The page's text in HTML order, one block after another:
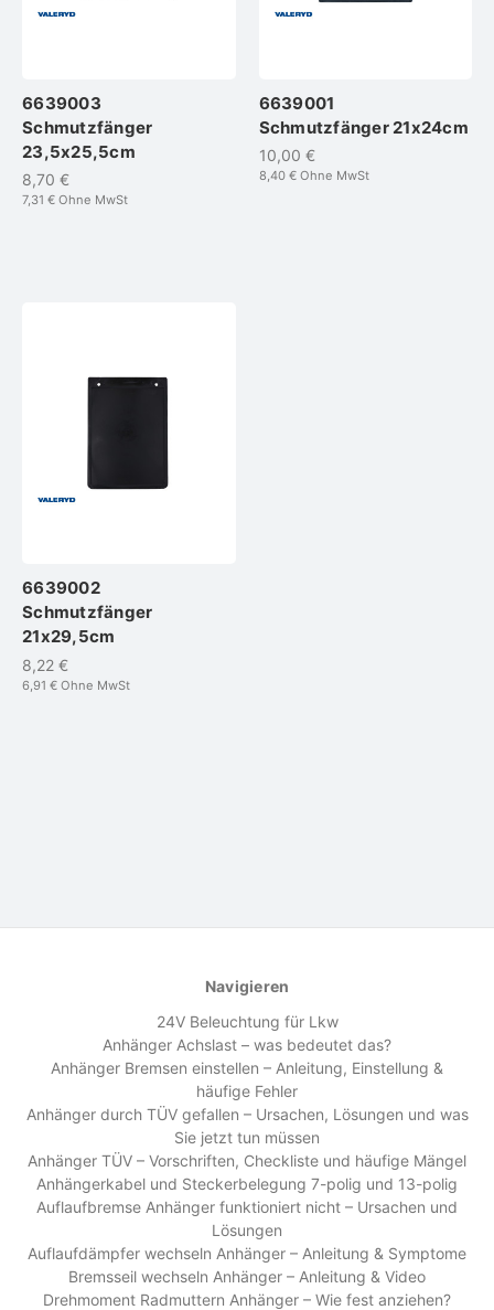
6639003
Schmutzfänger
23,5x25,5cm
8,70 €
7,31 € Ohne MwSt
6639001
Schmutzfänger 21x24cm
10,00 €
8,40 €Ohne MwSt
6639002
Schmutzfänger
21x29,5cm
8,22 €
6,91 € Ohne MwSt
Navigieren
24V Beleuchtung für Lkw
Anhänger Achslast – was bedeutet das?
Anhänger Bremsen einstellen – Anleitung, Einstellung &
häufige Fehler
Anhänger durch TÜV gefallen – Ursachen, Lösungen und was
Sie jetzt tun müssen
Anhänger TÜV – Vorschriften, Checkliste und häufige Mängel
Anhängerkabel und Steckerbelegung 7-polig und 13-polig
Auflaufbremse Anhänger funktioniert nicht – Ursachen und
Lösungen
Auflaufdämpfer wechseln Anhänger – Anleitung & Symptome
Bremsseil wechseln Anhänger – Anleitung & Video
Drehmoment Radmuttern Anhänger – Wie fest anziehen?